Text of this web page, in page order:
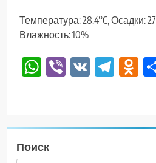
Температура: 28.4°C, Осадки:
Влажность: 10%
WhatsApp
Viber
VK
Поиск